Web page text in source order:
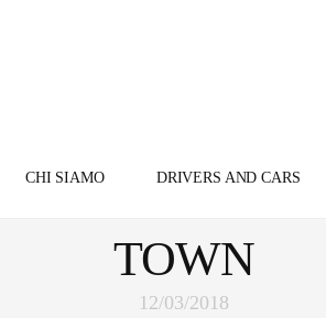
CHI SIAMO DRIVERS AND CARS
TOWN
12/03/2018